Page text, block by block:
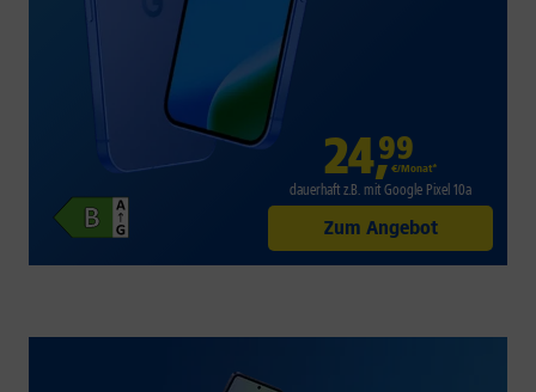
24,99
€/Monat*
dauerhaft z.B. mit Google Pixel 10a
Zum Angebot